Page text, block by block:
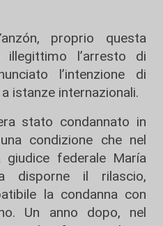
proprio questa
illegittimo l’arresto di
l’intenzione di
istanze internazionali.
stato condannato in
condizione che nel
federale María
disporne il rilascio,
la condanna con
Un anno dopo, nel